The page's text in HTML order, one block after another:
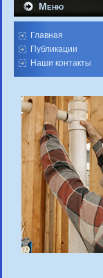
Меню
Главная
Публикации
Наши контакты